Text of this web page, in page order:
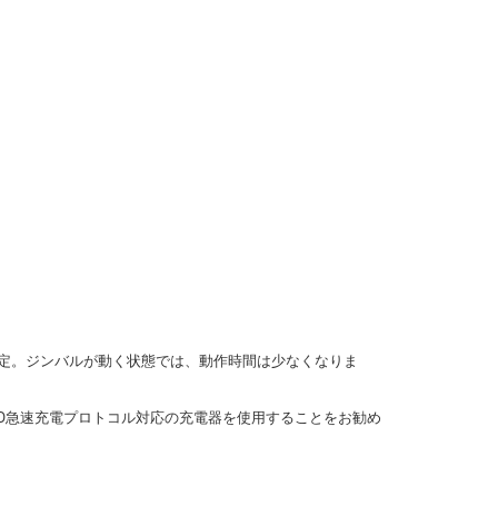
ジンバルが動く状態では、動作時間は少なくなりま
速充電プロトコル対応の充電器を使用することをお勧め